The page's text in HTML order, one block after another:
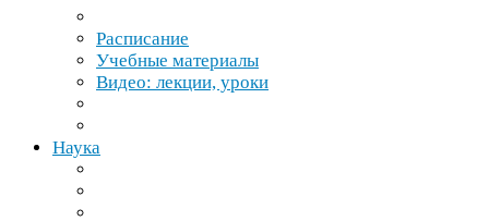
Расписание
Учебные материалы
Видео: лекции, уроки
Наука